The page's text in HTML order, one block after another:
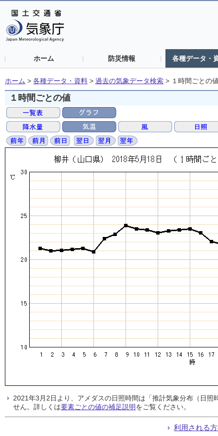
ホーム 防災情報 各種データ・
ホーム > 各種データ・資料 > 過去の気象データ検索 > １時間ごとの
１時間ごとの値
2021年3月2日より、アメダスの日照時間は「推計気象分布（日
せん。詳しくは要素ごとの値の補足説明をご覧ください。
利用される